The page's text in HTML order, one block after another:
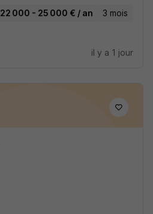
22 000 - 25 000 € / an 3 mois
il y a 1 jour